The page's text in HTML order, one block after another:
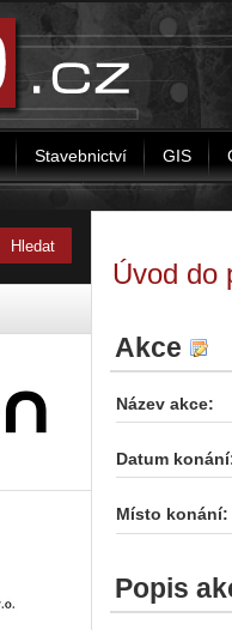
Stavebnictví GIS
Úvod do
Akce
Název akce:
Datum
Místo konání:
Popis